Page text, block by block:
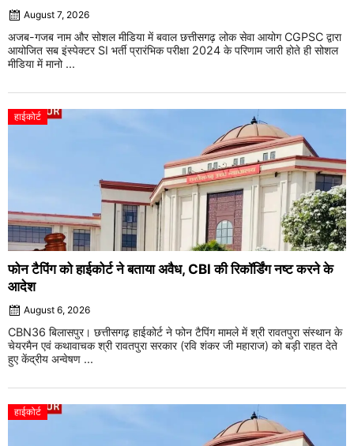
August 7, 2026
अजब-गजब नाम और सोशल मीडिया में बवाल छत्तीसगढ़ लोक सेवा आयोग CGPSC द्वारा
आयोजित सब इंस्पेक्टर SI भर्ती प्रारंभिक परीक्षा 2024 के परिणाम जारी होते ही सोशल
मीडिया में मानो ...
हाईकोर्ट
फोन टैपिंग को हाईकोर्ट ने बताया अवैध, CBI की रिकॉर्डिंग नष्ट करने के
आदेश
August 6, 2026
CBN36 बिलासपुर। छत्तीसगढ़ हाईकोर्ट ने फोन टैपिंग मामले में श्री रावतपुरा संस्थान के
चेयरमैन एवं कथावाचक श्री रावतपुरा सरकार (रवि शंकर जी महाराज) को बड़ी राहत देते
हुए केंद्रीय अन्वेषण ...
हाईकोर्ट